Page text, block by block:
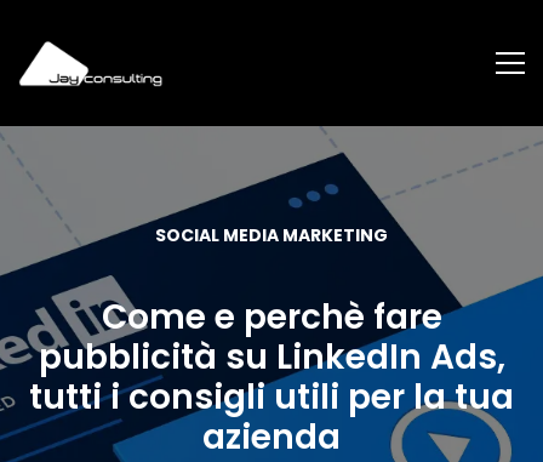
SOCIAL MEDIA MARKETING
Come e perchè fare
pubblicità su LinkedIn Ads,
tutti i consigli utili per la tua
azienda